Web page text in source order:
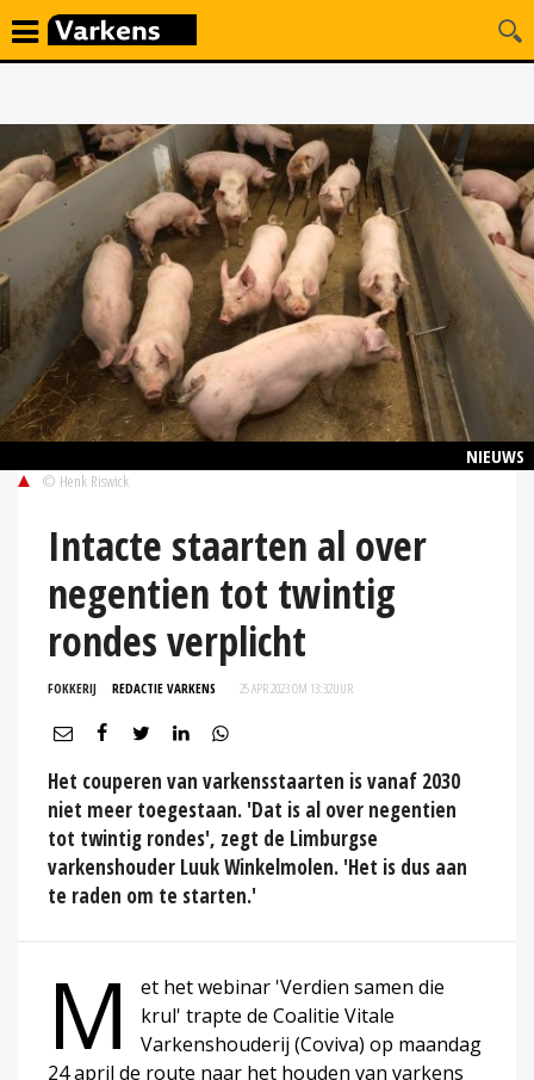
NIEUWS
© Henk Riswick
Intacte staarten al over
negentien tot twintig
rondes verplicht
FOKKERIJ REDACTIE VARKENS 25 APR 2023 OM 13:32UUR
Het couperen van varkensstaarten is vanaf 2030
niet meer toegestaan. 'Dat is al over negentien
tot twintig rondes', zegt de Limburgse
varkenshouder Luuk Winkelmolen. 'Het is dus aan
te raden om te starten.'
M
et het webinar 'Verdien samen die
krul' trapte de Coalitie Vitale
Varkenshouderij (Coviva) op maandag
24 april de route naar het houden van varkens